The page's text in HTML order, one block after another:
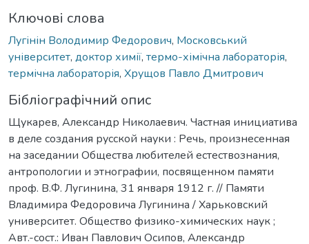
Ключові слова
Лугінін Володимир Федорович, Московський
університет, доктор химії, термо-хімічна лабораторія,
термічна лабораторія, Хрущов Павло Дмитрович
Бібліографічний опис
Щукарев, Александр Николаевич. Частная инициатива
в деле создания русской науки : Речь, произнесенная
на заседании Общества любителей естествознания,
антропологии и этнографии, посвященном памяти
проф. В.Ф. Лугинина, 31 января 1912 г. // Памяти
Владимира Федоровича Лугинина / Харьковский
университет. Общество физико-химических наук ;
Авт.-сост.: Иван Павлович Осипов, Александр